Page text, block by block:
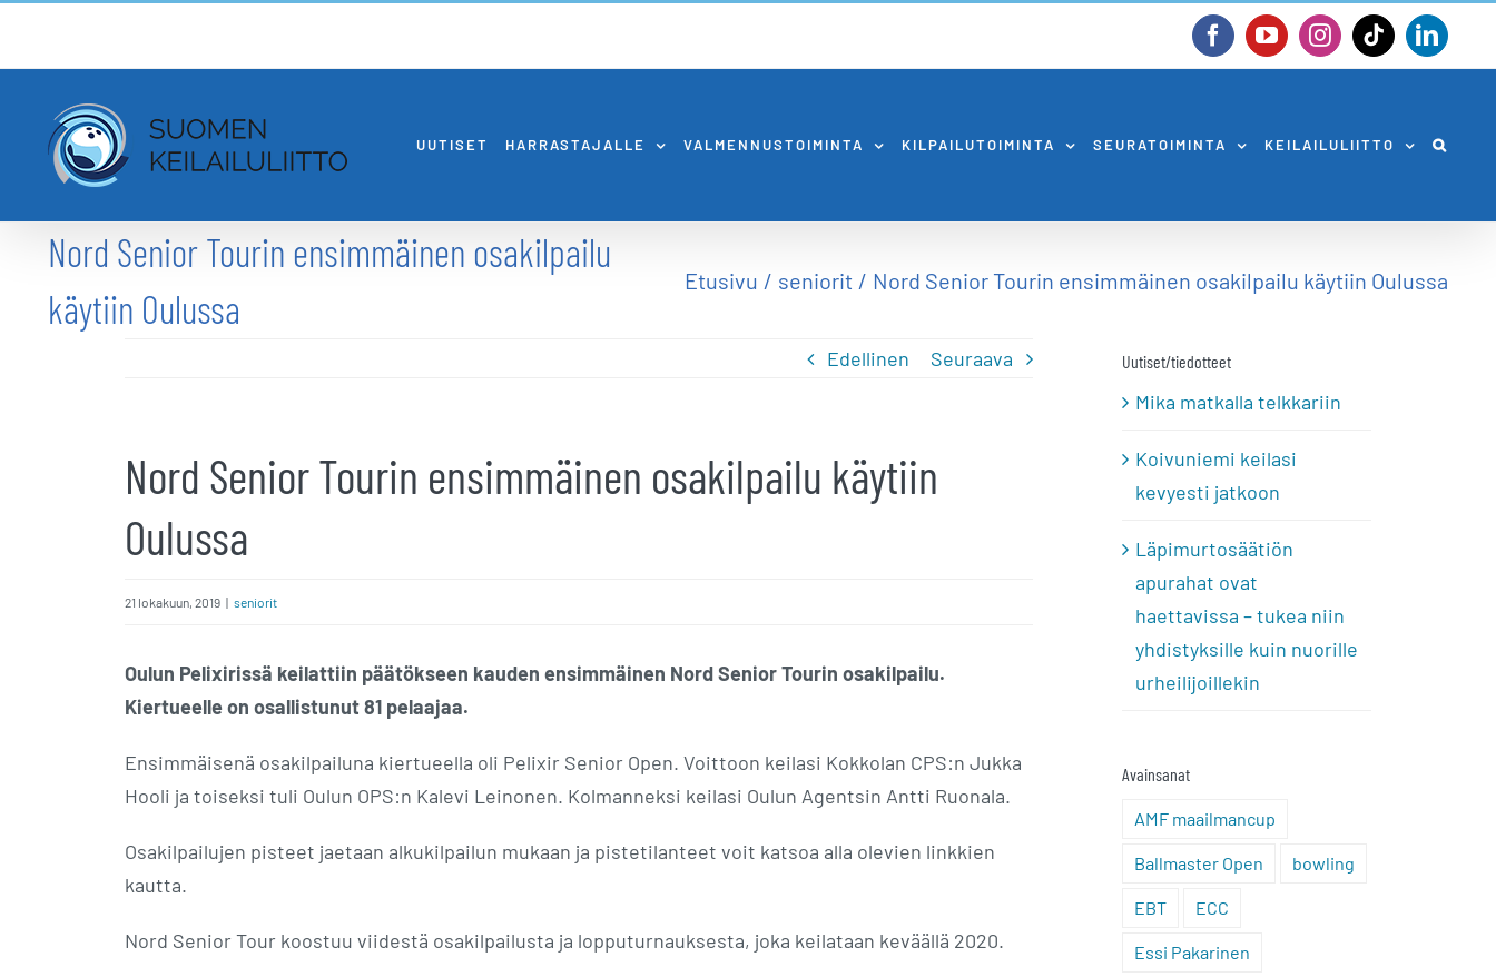
FacebookYouTubeInstagram
Tiktok
UUTISET HARRASTAJALLE VALMENNUSTOIMINTA KILPAILUTOIMINTA SEURATOIMINTA KEILAILULIITTO
Nord Senior Tourin ensimmäinen osakilpailu
käytiin Oulussa
Etusivu seniorit Nord Senior Tourin ensimmäinen osakilpailu käytiin Oulussa
Edellinen Seuraava
Nord Senior Tourin ensimmäinen osakilpailu käytiin
Oulussa
21 lokakuun, 2019 | seniorit
Oulun Pelixirissä keilattiin päätökseen kauden ensimmäinen Nord Senior Tourin osakilpailu.
Kiertueelle on osallistunut 81 pelaajaa.
Ensimmäisenä osakilpailuna kiertueella oli Pelixir Senior Open. Voittoon keilasi Kokkolan CPS:n Jukka
Hooli ja toiseksi tuli Oulun OPS:n Kalevi Leinonen. Kolmanneksi keilasi Oulun Agentsin Antti Ruonala.
Osakilpailujen pisteet jaetaan alkukilpailun mukaan ja pistetilanteet voit katsoa alla olevien linkkien
kautta.
Nord Senior Tour koostuu viidestä osakilpailusta ja lopputurnauksesta, joka keilataan keväällä 2020.
Uutiset/tiedotteet
Mika matkalla telkkariin
Koivuniemi keilasi
kevyesti jatkoon
Läpimurtosäätiön
apurahat ovat
haettavissa – tukea niin
yhdistyksille kuin nuorille
urheilijoillekin
Avainsanat
AMF maailmancup
Ballmaster Open bowling
EBT ECC
Essi Pakarinen